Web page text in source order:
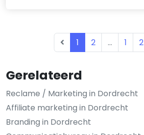
Gerelateerd
Reclame / Marketing in Dordrecht
Affiliate marketing in Dordrecht
Branding in Dordrecht
1 2 ... 1 2